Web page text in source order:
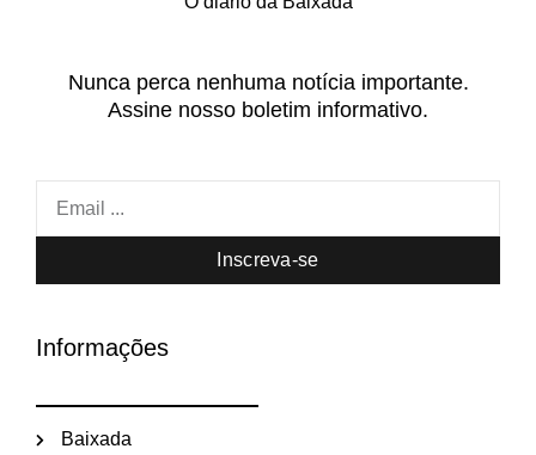
Nunca perca nenhuma notícia importante.
Assine nosso boletim informativo.
Inscreva-se
Informações
Baixada